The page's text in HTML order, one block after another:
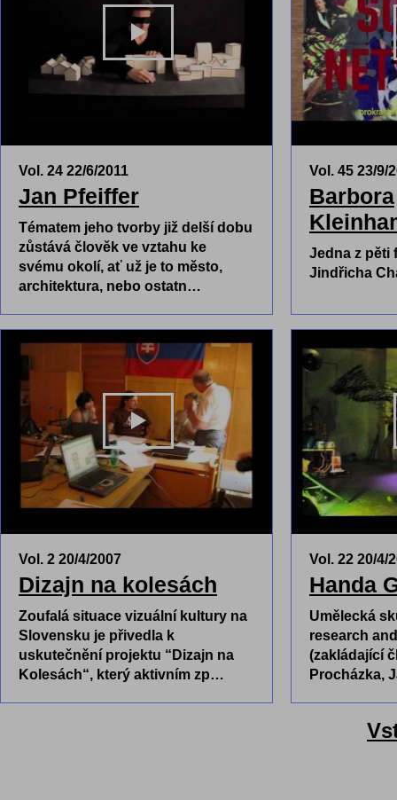
PŘEHRÁT
Vol. 24 22/6/2011
Jan Pfeiffer
Tématem jeho tvorby již delší dobu
zůstává člověk ve vztahu ke
svému okolí, ať už je to město,
architektura, nebo ostatn…
Vol. 45 23/9/
Barbora
Jedna z pěti
Jindřicha
PŘEHRÁT
Vol. 2 20/4/2007
Dizajn na kolesách
Zoufalá situace vizuální kultury na
Slovensku je přivedla k
uskutečnění projektu “Dizajn na
Kolesách“, který aktivním zp…
Vol. 22 20/4/
Handa
Umělecká
research
(zakládající
Procházka,